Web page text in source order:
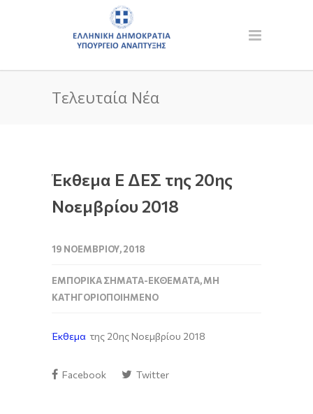
Τελευταία Νέα
Έκθεμα Ε ΔΕΣ της 20ης
Νοεμβρίου 2018
19 ΝΟΕΜΒΡΊΟΥ, 2018
ΕΜΠΟΡΙΚΆ ΣΉΜΑΤΑ-ΕΚΘΈΜΑΤΑ,ΜΗ
ΚΑΤΗΓΟΡΙΟΠΟΙΗΜΈΝΟ
Έκθεμα της 20ης Νοεμβρίου 2018
Facebook Twitter